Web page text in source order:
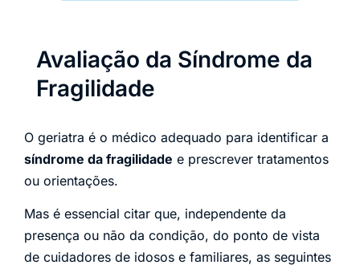
Avaliação da Síndrome da
Fragilidade
O geriatra é o médico adequado para identificar a
síndrome da fragilidade e prescrever tratamentos
ou orientações.
Mas é essencial citar que, independente da
presença ou não da condição, do ponto de vista
de cuidadores de idosos e familiares, as seguintes